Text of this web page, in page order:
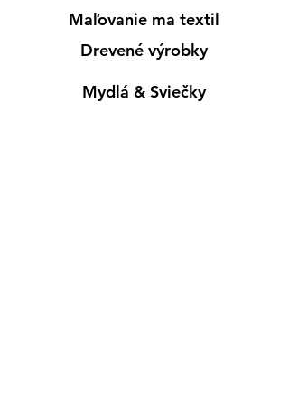
Maľovanie ma textil
Drevené výrobky
Mydlá & Sviečky